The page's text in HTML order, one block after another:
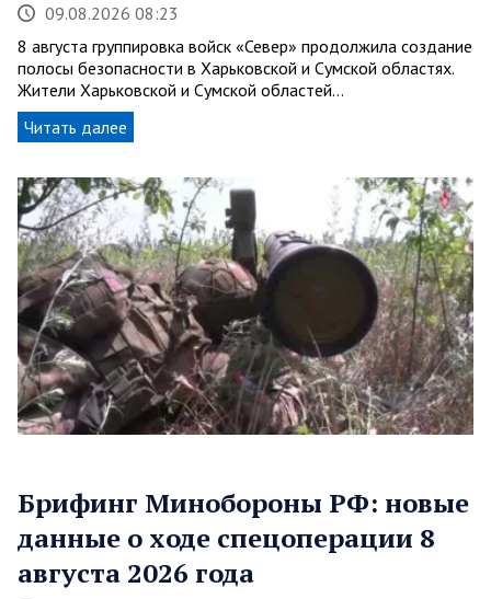
09.08.2026 08:23
8 августа группировка войск «Север» продолжила создание
полосы безопасности в Харьковской и Сумской областях.
Жители Харьковской и Сумской областей…
Читать далее
Брифинг Минобороны РФ: новые
данные о ходе спецоперации 8
августа 2026 года